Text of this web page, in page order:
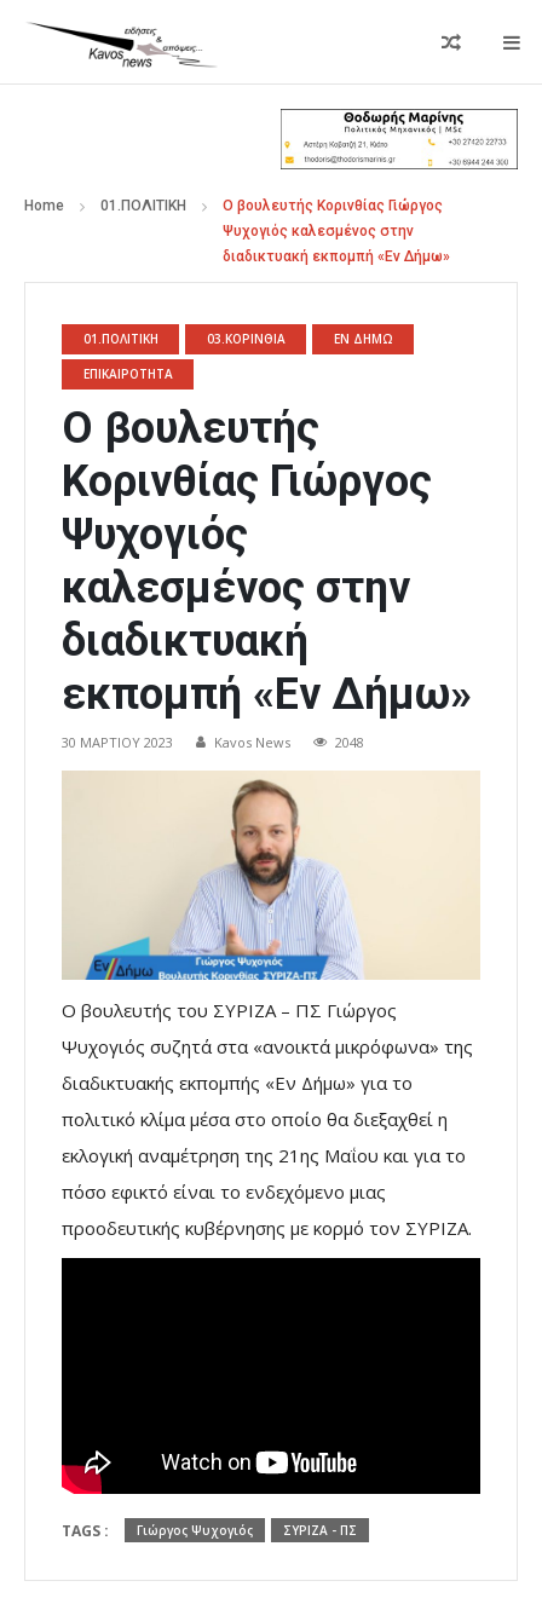
Home 01.ΠΟΛΙΤΙΚΗ
Ο βουλευτής Κορινθίας Γιώργος
Ψυχογιός καλεσμένος στην
διαδικτυακή εκπομπή «Εν Δήμω»
01.ΠΟΛΙΤΙΚΗ 03.ΚΟΡΙΝΘΙΑ ΕΝ ΔΗΜΩ
ΕΠΙΚΑΙΡΟΤΗΤΑ
Ο βουλευτής
Κορινθίας Γιώργος
Ψυχογιός
καλεσμένος στην
διαδικτυακή
εκπομπή «Εν Δήμω»
30 ΜΑΡΤΊΟΥ 2023 Kavos News 2048
Ο βουλευτής του ΣΥΡΙΖΑ – ΠΣ Γιώργος
Ψυχογιός συζητά στα «ανοικτά μικρόφωνα» της
διαδικτυακής εκπομπής «Εν Δήμω» για το
πολιτικό κλίμα μέσα στο οποίο θα διεξαχθεί η
εκλογική αναμέτρηση της 21ης Μαΐου και για το
πόσο εφικτό είναι το ενδεχόμενο μιας
προοδευτικής κυβέρνησης με κορμό τον ΣΥΡΙΖΑ.
TAGS : Γιώργος Ψυχογιός ΣΥΡΙΖΑ - ΠΣ